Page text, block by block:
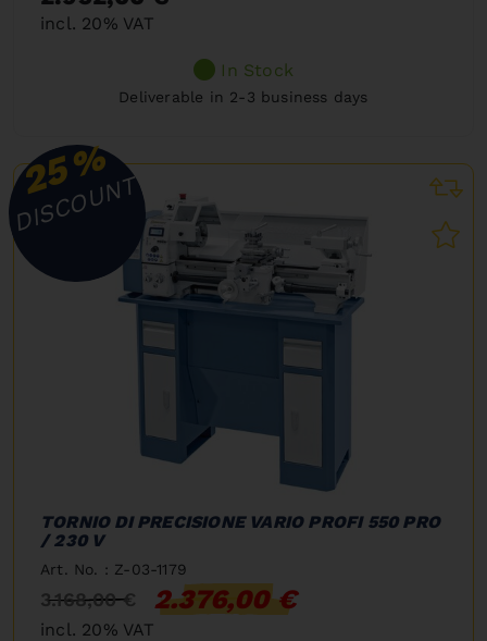
incl. 20% VAT
In Stock
Deliverable in 2-3 business days
25%
DISCOUNT
TORNIO DI PRECISIONE VARIO PROFI 550 PRO
/ 230 V
Art. No. : Z-03-1179
3.168,00 € 2.376,00 €
incl. 20% VAT